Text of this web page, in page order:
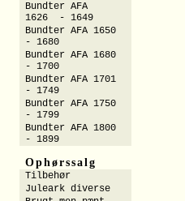
Bundter AFA
1626 - 1649
Bundter AFA 1650
- 1680
Bundter AFA 1680
- 1700
Bundter AFA 1701
- 1749
Bundter AFA 1750
- 1799
Bundter AFA 1800
- 1899
Ophørssalg
Tilbehør
Juleark diverse